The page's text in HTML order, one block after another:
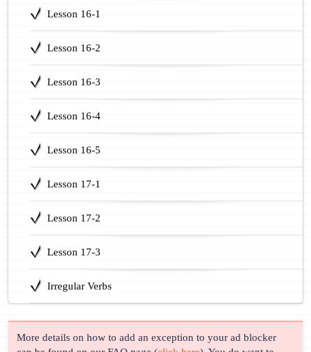
Lesson 16-1
Lesson 16-2
Lesson 16-3
Lesson 16-4
Lesson 16-5
Lesson 17-1
Lesson 17-2
Lesson 17-3
Irregular Verbs
More details on how to add an exception to your ad blocker